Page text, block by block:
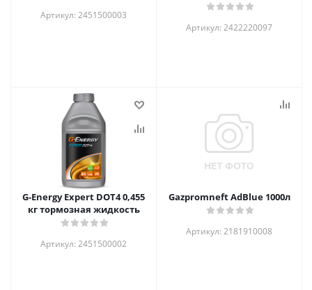
Артикул: 2451500003
Артикул: 2422220097
G-Energy Expert DOT4 0,455
кг тормозная жидкость
Артикул: 2451500002
Gazpromneft AdBlue 1000л
Артикул: 2181910008